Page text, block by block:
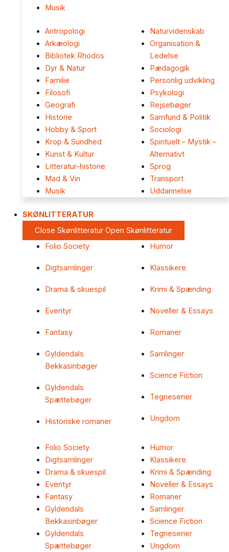
Musik
Antropologi
Arkæologi
Bibliotek Rhodos
Dyr & Natur
Familie
Filosofi
Geografi
Historie
Hobby & Sport
Krop & Sundhed
Kunst & Kultur
Litteratur-historie
Mad & Vin
Musik
Naturvidenskab
Organisation &
Ledelse
Pædagogik
Personlig udvikling
Psykologi
Rejsebøger
Samfund & Politik
Sociologi
Spirituelt – Mystik –
Alternativt
Sprog
Transport
Uddannelse
SKØNLITTERATUR
Close Skønlitteratur Open Skønlitteratur
Folio Society
Digtsamlinger
Drama & skuespil
Eventyr
Fantasy
Gyldendals
Bekkasinbøger
Gyldendals
Spættebøger
Historiske romaner
Humor
Klassikere
Krimi & Spænding
Noveller & Essays
Romaner
Samlinger
Science Fiction
Tegneserier
Ungdom
Folio Society
Digtsamlinger
Drama & skuespil
Eventyr
Fantasy
Gyldendals
Bekkasinbøger
Gyldendals
Spættebøger
Humor
Klassikere
Krimi & Spænding
Noveller & Essays
Romaner
Samlinger
Science Fiction
Tegneserier
Ungdom